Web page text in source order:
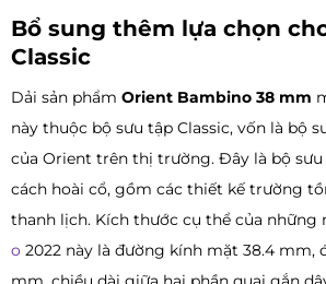
Bổ sung thêm lựa chọn
Classic
Dải sản phẩm Orient Bambino 38 mm
này thuộc bộ sưu tập Classic, vốn là bộ
của Orient trên thị trường. Đây là bộ
cách hoài cổ, gồm các thiết kế trường
thanh lịch. Kích thước cụ thể của những
o 2022 này là đường kính mặt 38.4 mm,